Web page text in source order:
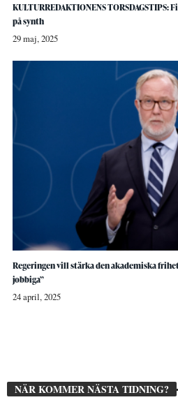
KULTURREDAKTIONENS
på synth
29 maj, 2025
Regeringen vill stärka den akademiska
jobbiga”
24 april, 2025
NÄR KOMMER NÄSTA TIDNING?